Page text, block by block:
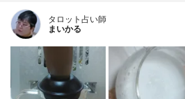
タロット占い師
まいかる